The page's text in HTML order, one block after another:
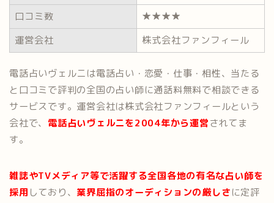
口コミ数
★★★★
運営会社
株式会社ファンフィール
電話占いヴェルニは電話占い・恋愛・仕事・相性、当たる
と口コミで評判の全国の占い師に通話料無料で相談できる
サービスです。運営会社は株式会社ファンフィールという
会社で、 電話占いヴェルニを2004年から運営されてま
す。
雑誌やTVメディア等で活躍する全国各地の有名な占い師を
採用 しており、 業界屈指のオーディションの厳しさに定評